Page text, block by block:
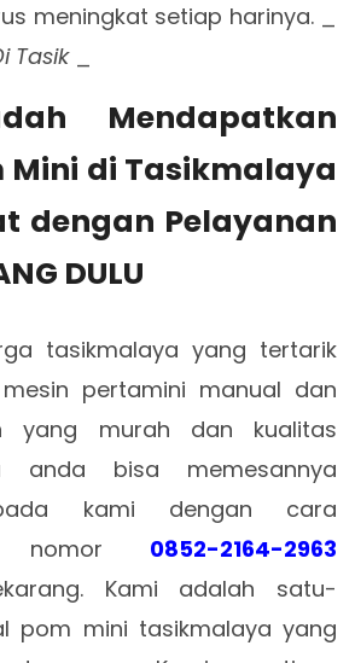
meningkat setiap harinya. _
Tasik_
Mendapatkan
Mini di Tasikmalaya
dengan Pelayanan
DULU
tasikmalaya yang tertarik
pertamini manual dan
yang murah dan kualitas
anda bisa memesannya
kami dengan cara
nomor 0852-2164-2963
Kami adalah satu-
pom mini tasikmalaya yang